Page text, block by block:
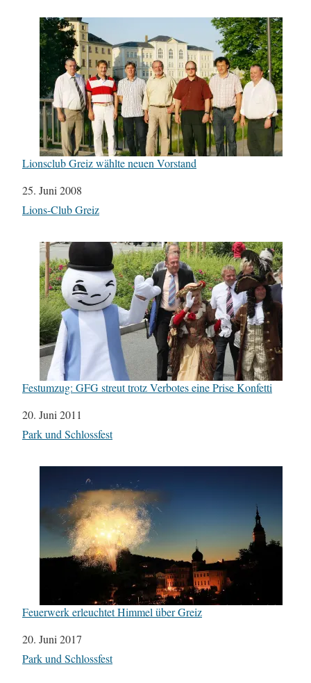
Lionsclub Greiz wählte neuen Vorstand
Datum
25. Juni 2008
In Bezug auf
Lions-Club Greiz
Festumzug: GFG streut trotz Verbotes eine Prise Konfetti
Datum
20. Juni 2011
In Bezug auf
Park und Schlossfest
Feuerwerk erleuchtet Himmel über Greiz
Datum
20. Juni 2017
In Bezug auf
Park und Schlossfest